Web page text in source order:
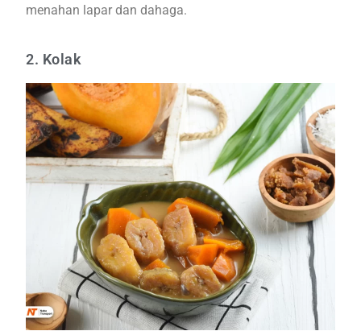
menahan lapar dan dahaga.
2. Kolak